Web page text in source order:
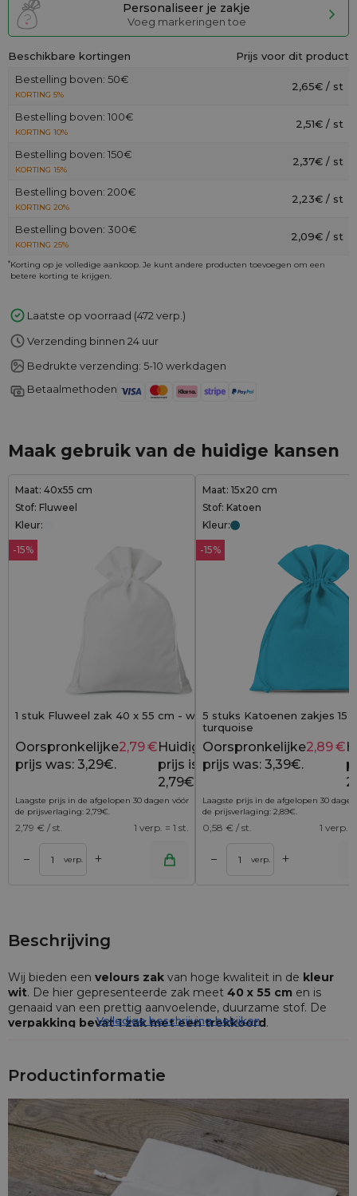
Personaliseer je zakje
Voeg markeringen toe
Beschikbare kortingen
Prijs voor dit product
Bestelling boven: 50€
KORTING 5%
2,65€ / st
Bestelling boven: 100€
KORTING 10%
2,51€ / st
Bestelling boven: 150€
KORTING 15%
2,37€ / st
Bestelling boven: 200€
KORTING 20%
2,23€ / st
Bestelling boven: 300€
KORTING 25%
2,09€ / st
*Korting op je volledige aankoop. Je kunt andere producten toevoegen om een
betere korting te krijgen.
Laatste op voorraad (472 verp.)
Verzending binnen 24 uur
Bedrukte verzending: 5-10 werkdagen
Betaalmethoden
Maak gebruik van de huidige kansen
Maat: 40x55 cm
Stof: Fluweel
Kleur:
-15%
1 stuk Fluweel zak 40 x 55 cm - wit
3,29 €
Oorspronkelijke
prijs was: 3,29€.
2,79€Huidige
prijs is:
2,79€.
Laagste prijs in de afgelopen 30 dagen vóór
de prijsverlaging: 2,79€.
2,79 € / st. 1 verp. = 1 st.
– verp. +
Maat: 15x20 cm
Stof: Katoen
Kleur:
-15%
5 stuks Katoenen zakjes 15
turquoise
Oorspronkelijke
prijs was: 3,39€.
2,89€
Laagste prijs in de afgelopen 30
de prijsverlaging: 2,89€.
0,58 € / st. 1 verp.
– verp. +
Toevoegen aan winkelwagen Toevoegen aan
Beschrijving
Wij bieden een velours zak van hoge kwaliteit in de kleur
wit. De hier gepresenteerde zak meet 40 x 55 cm en is
genaaid van een prettig aanvoelende, duurzame stof. De
verpakking bevat 1 zak met een trekkoord.
grotere zak kan ook worden gebruikt als exclusieve
uitstraling toevoegt.
Velours stof - duurzaamheid en elegantie
De velours
stof waarvan deze zak is gemaakt, is een
uitstekende keuze voor wie waarde hecht
Volledige beschrijving bekijken
Productinformatie